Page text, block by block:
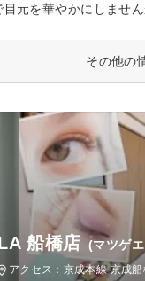
元を華やかにしません
その他の
船橋店 (マツゲ
アクセス：京成本線 京成